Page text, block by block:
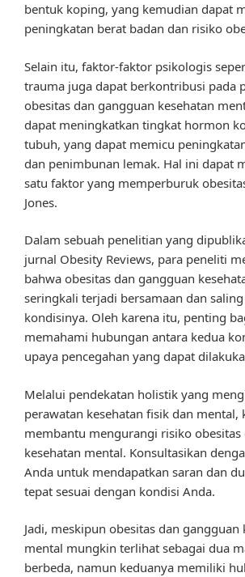
bentuk koping, yang kemudian dapat
peningkatan berat badan dan risiko
Selain itu, faktor-faktor psikologis
trauma juga dapat berkontribusi pada
obesitas dan gangguan kesehatan
dapat meningkatkan tingkat hormon
tubuh, yang dapat memicu
dan penimbunan lemak. Hal ini dapat
satu faktor yang memperburuk
Jones.
Dalam sebuah penelitian yang
jurnal Obesity Reviews, para peneliti
bahwa obesitas dan gangguan
seringkali terjadi bersamaan dan
kondisinya. Oleh karena itu, penting
memahami hubungan antara kedua
upaya pencegahan yang dapat
Melalui pendekatan holistik yang
perawatan kesehatan fisik dan mental,
membantu mengurangi risiko obesitas
kesehatan mental. Konsultasikan
Anda untuk mendapatkan saran dan
tepat sesuai dengan kondisi Anda.
Jadi, meskipun obesitas dan gangguan
mental mungkin terlihat sebagai dua
berbeda, namun keduanya memiliki